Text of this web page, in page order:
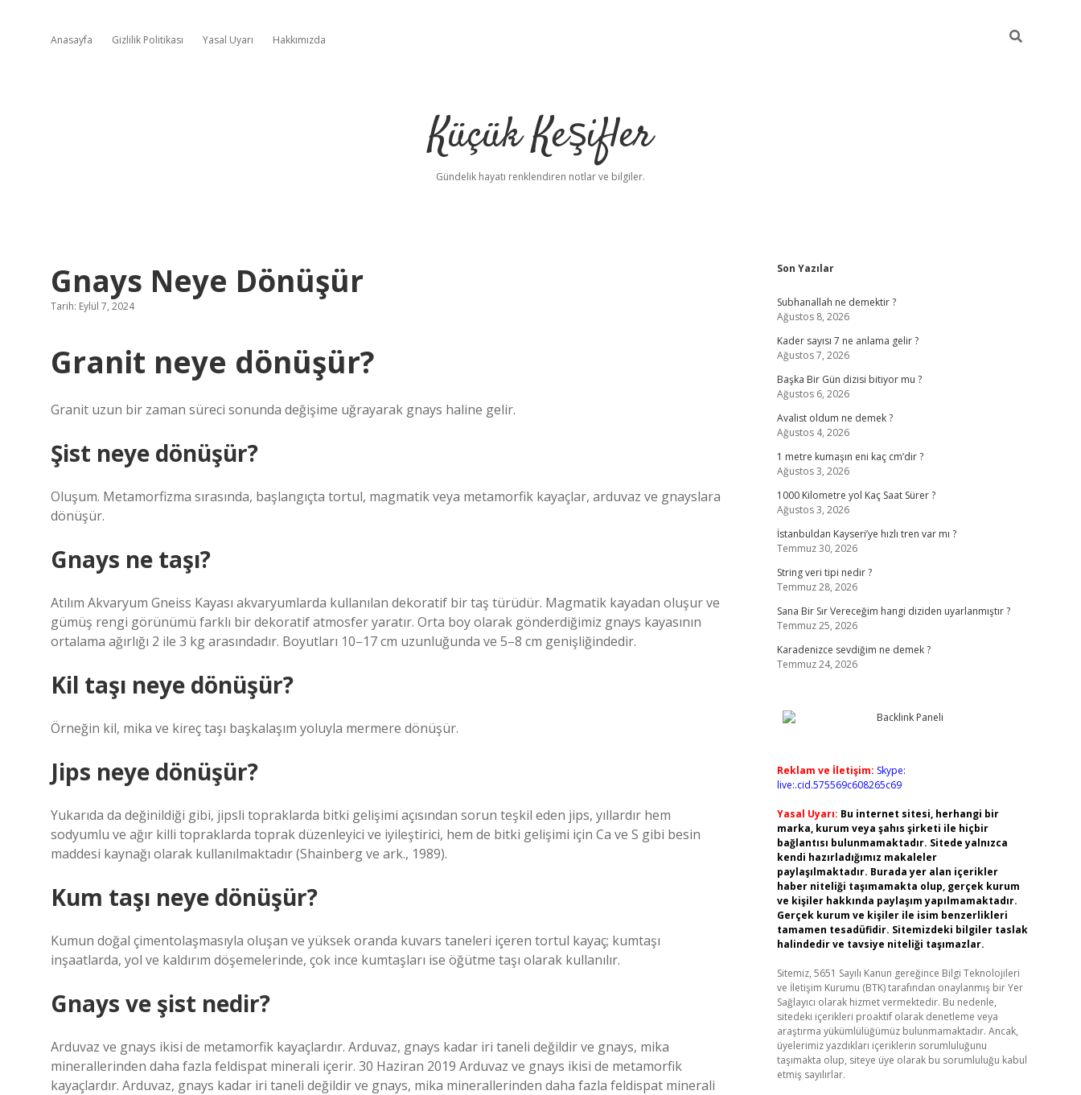
Anasayfa Gizlilik Politikası Yasal Uyarı Hakkımızda
Küçük Keşifler
Gündelik hayatı renklendiren notlar ve bilgiler.
Gnays Neye Dönüşür
Tarih: Eylül 7, 2024
Granit neye dönüşür?
Granit uzun bir zaman süreci sonunda değişime uğrayarak gnays haline gelir.
Şist neye dönüşür?
Oluşum. Metamorfizma sırasında, başlangıçta tortul, magmatik veya metamorfik kayaçlar, arduvaz ve gnayslara
dönüşür.
Gnays ne taşı?
Atılım Akvaryum Gneiss Kayası akvaryumlarda kullanılan dekoratif bir taş türüdür. Magmatik kayadan oluşur ve
gümüş rengi görünümü farklı bir dekoratif atmosfer yaratır. Orta boy olarak gönderdiğimiz gnays kayasının
ortalama ağırlığı 2 ile 3 kg arasındadır. Boyutları 10–17 cm uzunluğunda ve 5–8 cm genişliğindedir.
Kil taşı neye dönüşür?
Örneğin kil, mika ve kireç taşı başkalaşım yoluyla mermere dönüşür.
Jips neye dönüşür?
Yukarıda da değinildiği gibi, jipsli topraklarda bitki gelişimi açısından sorun teşkil eden jips, yıllardır hem
sodyumlu ve ağır killi topraklarda toprak düzenleyici ve iyileştirici, hem de bitki gelişimi için Ca ve S gibi besin
maddesi kaynağı olarak kullanılmaktadır (Shainberg ve ark., 1989).
Kum taşı neye dönüşür?
Kumun doğal çimentolaşmasıyla oluşan ve yüksek oranda kuvars taneleri içeren tortul kayaç; kumtaşı
inşaatlarda, yol ve kaldırım döşemelerinde, çok ince kumtaşları ise öğütme taşı olarak kullanılır.
Gnays ve şist nedir?
Arduvaz ve gnays ikisi de metamorfik kayaçlardır. Arduvaz, gnays kadar iri taneli değildir ve gnays, mika
minerallerinden daha fazla feldispat minerali içerir. 30 Haziran 2019 Arduvaz ve gnays ikisi de metamorfik
kayaçlardır. Arduvaz, gnays kadar iri taneli değildir ve gnays, mika minerallerinden daha fazla feldispat minerali
Sidebar
Son Yazılar
Subhanallah ne demektir ?
Ağustos 8, 2026
Kader sayısı 7 ne anlama gelir ?
Ağustos 7, 2026
Başka Bir Gün dizisi bitiyor mu ?
Ağustos 6, 2026
Avalist oldum ne demek ?
Ağustos 4, 2026
1 metre kumaşın eni kaç cm’dir ?
Ağustos 3, 2026
1000 Kilometre yol Kaç Saat Sürer ?
Ağustos 3, 2026
İstanbuldan Kayseri’ye hızlı tren var mı ?
Temmuz 30, 2026
String veri tipi nedir ?
Temmuz 28, 2026
Sana Bir Sır Vereceğim hangi diziden uyarlanmıştır ?
Temmuz 25, 2026
Karadenizce sevdiğim ne demek ?
Temmuz 24, 2026
Reklam ve İletişim: Skype:
live:.cid.575569c608265c69
Yasal Uyarı: Bu internet sitesi, herhangi bir
marka, kurum veya şahıs şirketi ile hiçbir
bağlantısı bulunmamaktadır. Sitede yalnızca
kendi hazırladığımız makaleler
paylaşılmaktadır. Burada yer alan içerikler
haber niteliği taşımamakta olup, gerçek kurum
ve kişiler hakkında paylaşım yapılmamaktadır.
Gerçek kurum ve kişiler ile isim benzerlikleri
tamamen tesadüfidir. Sitemizdeki bilgiler taslak
halindedir ve tavsiye niteliği taşımazlar.
Sitemiz, 5651 Sayılı Kanun gereğince Bilgi Teknolojileri
ve İletişim Kurumu (BTK) tarafından onaylanmış bir Yer
Sağlayıcı olarak hizmet vermektedir. Bu nedenle,
sitedeki içerikleri proaktif olarak denetleme veya
araştırma yükümlülüğümüz bulunmamaktadır. Ancak,
üyelerimiz yazdıkları içeriklerin sorumluluğunu
taşımakta olup, siteye üye olarak bu sorumluluğu kabul
etmiş sayılırlar.